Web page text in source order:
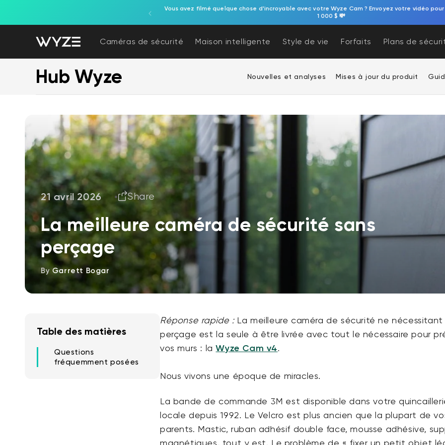
Vous avez filmé quelque chose d'incroyable avec votre Wyze Cam ? Envoyez votre vidéo
1 000 $ 💸
Caméras de sécurité Maison intelligente Style de vie Forfaits Plans de
Hub Wyze Nouvelles et analyses Mises à jour du produit
21 avril 2026 Share
La meilleure caméra de sécurité sans
perçage
By Garrett Bogar
Table des matières
Questions
fréquemment posées
Réponse rapide :La meilleure caméra de sécurité ne nécessitant
perçage est la seule à être livrée avec tout le nécessaire pour
vos murs : laWyze Cam v4.
Nous vivons une époque de miracles.
La bande de commande 3M est disponible dans votre
locale depuis 1992. Le Velcro est plus ancien que la plupart de
parents. Mastic, ruban adhésif double face, mousse adhésive,
magnétiques, tout y est. Le problème de « fixer un petit objet
Wyze Cam v4
Accord
44,98 $US
Prix